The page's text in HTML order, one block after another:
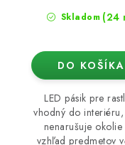
Skladom (24
DO KOŠÍKA
LED pásik pre
vhodný do
nenarušuje okolie
vzhľad predmetov